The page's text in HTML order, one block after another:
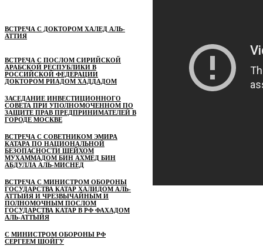
ВСТРЕЧА С ДОКТОРОМ ХАЛЕД АЛЬ-
АТТИЯ
ВСТРЕЧА С ПОСЛОМ СИРИЙСКОЙ
АРАБСКОЙ РЕСПУБЛИКИ В
РОССИЙСКОЙ ФЕДЕРАЦИИ
ДОКТОРОМ РИАДОМ ХАДДАДОМ
ЗАСЕДАНИЕ ИНВЕСТИЦИОННОГО
СОВЕТА ПРИ УПОЛНОМОЧЕННОМ ПО
ЗАЩИТЕ ПРАВ ПРЕДПРИНИМАТЕЛЕЙ В
ГОРОДЕ МОСКВЕ
ВСТРЕЧА С СОВЕТНИКОМ ЭМИРА
КАТАРА ПО НАЦИОНАЛЬНОЙ
БЕЗОПАСНОСТИ ШЕЙХОМ
МУХАММАДОМ БИН АХМЕД БИН
АБДУЛЛА АЛЬ-МИСНЕД
ВСТРЕЧА С МИНИСТРОМ ОБОРОНЫ
ГОСУДАРСТВА КАТАР ХАЛИДОМ АЛЬ-
АТТЫЙЯ И ЧРЕЗВЫЧАЙНЫМ И
ПОЛНОМОЧНЫМ ПОСЛОМ
ГОСУДАРСТВА КАТАР В РФ ФАХАДОМ
АЛЬ-АТТЫЙЯ
С МИНИСТРОМ ОБОРОНЫ РФ
СЕРГЕЕМ ШОЙГУ